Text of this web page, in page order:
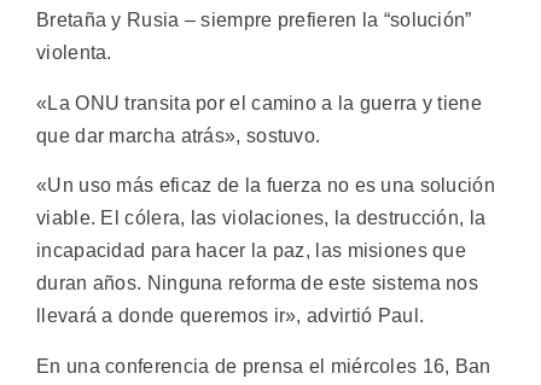
Bretaña y Rusia – siempre prefieren la “solución”
violenta.
«La ONU transita por el camino a la guerra y tiene
que dar marcha atrás», sostuvo.
«Un uso más eficaz de la fuerza no es una solución
viable. El cólera, las violaciones, la destrucción, la
incapacidad para hacer la paz, las misiones que
duran años. Ninguna reforma de este sistema nos
llevará a donde queremos ir», advirtió Paul.
En una conferencia de prensa el miércoles 16, Ban